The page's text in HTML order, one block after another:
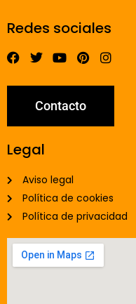
Redes sociales
Contacto
Legal
Aviso legal
Política de cookies
Política de privacidad